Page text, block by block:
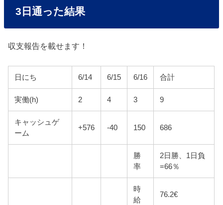
3日通った結果
収支報告を載せます！
日にち 6/14 6/15 6/16 合計
実働(h) 2 4 3 9
キャッシュゲ
ーム
+576 -40 150 686
勝
率
2日勝、1日負
=66％
時
給
76.2€